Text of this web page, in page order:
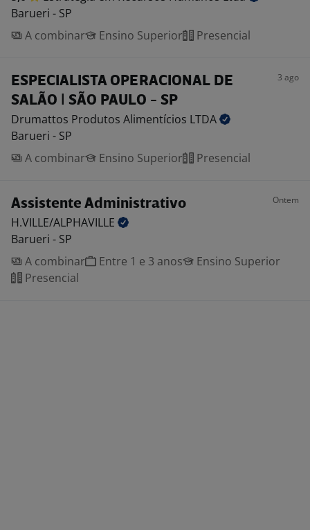
Barueri - SP
A combinar
Ensino Superior Presencial
ESPECIALISTA OPERACIONAL DE
SALÃO | SÃO PAULO - SP
3 ago
Drumattos Produtos Alimentícios LTDA
Barueri - SP
A combinar
Ensino Superior Presencial
Assistente Administrativo Ontem
H.VILLE/ALPHAVILLE
Barueri - SP
A combinar
Entre 1 e 3 anos
Ensino Superior
Presencial